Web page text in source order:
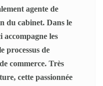
agente de
du cabinet. Dans le
accompagne les
processus de
commerce. Très
cette passionnée